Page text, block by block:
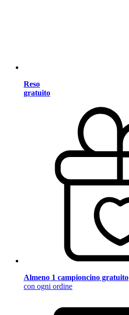
Reso
gratuito
Almeno 1 campioncino gratuito
con ogni ordine